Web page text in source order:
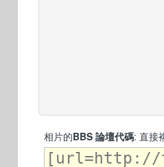
相片的BBS 論壇代碼: 直接